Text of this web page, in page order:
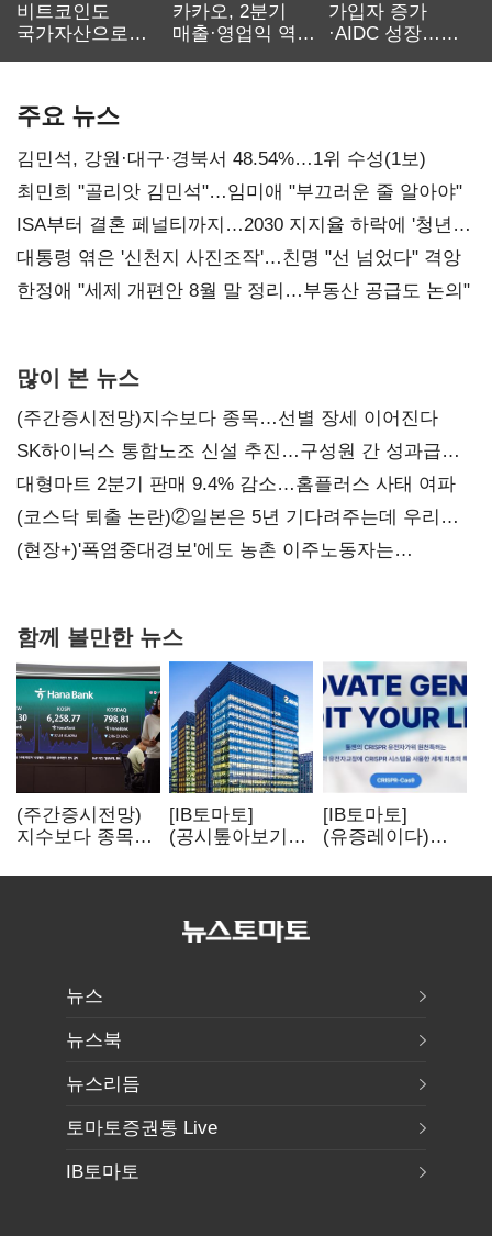
비트코인도
국가자산으로…'
카카오, 2분기
매출·영업익 역대
가입자 증가
·AIDC 성장…
주요 뉴스
김민석, 강원·대구·경북서 48.54%…1위 수성(1보)
최민희 "골리앗 김민석"…임미애 "부끄러운 줄 알아야"
ISA부터 결혼 페널티까지…2030 지지율 하락에 '청년
챙기기'
대통령 엮은 '신천지 사진조작'…친명 "선 넘었다" 격앙
한정애 "세제 개편안 8월 말 정리…부동산 공급도 논의"
많이 본 뉴스
(주간증시전망)지수보다 종목…선별 장세 이어진다
SK하이닉스 통합노조 신설 추진…구성원 간 성과급
불만 확산
대형마트 2분기 판매 9.4% 감소…홈플러스 사태 여파
(코스닥 퇴출 논란)②일본은 5년 기다려주는데 우리는
당장 퇴출?…시간만으론 부족한 코스닥 구하기
(현장+)'폭염중대경보'에도 농촌 이주노동자는
함께 볼만한 뉴스
(주간증시전망)
지수보다 종목…
이어진다
[IB토마토]
(공시톺아보기)
바로 매출로
[IB토마토]
(유증레이다)
3분의 1 토막…
뉴스
뉴스북
뉴스리듬
토마토증권통 Live
IB토마토